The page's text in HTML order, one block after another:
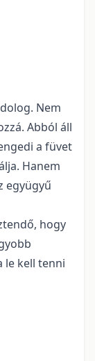
Nem
Abból áll
a füvet
Hanem
együgyű
hogy
le kell tenni